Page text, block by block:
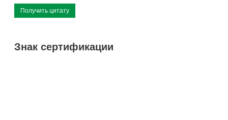
Получить цитату
Знак сертификации